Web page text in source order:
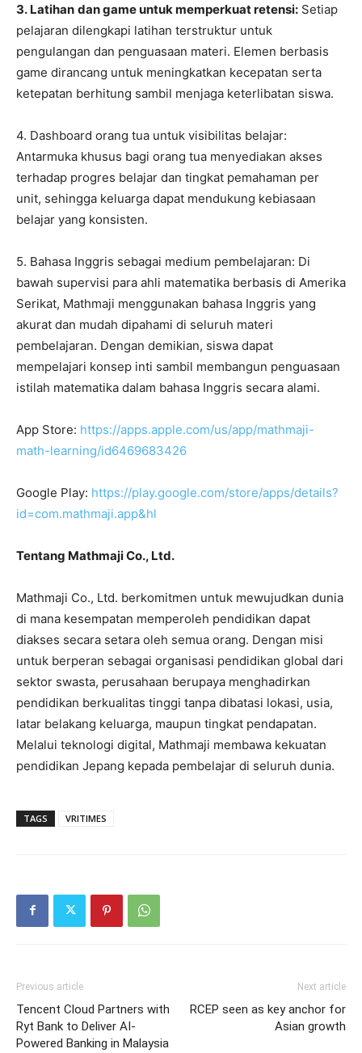
3. Latihan dan game untuk memperkuat retensi: Setiap
pelajaran dilengkapi latihan terstruktur untuk
pengulangan dan penguasaan materi. Elemen berbasis
game dirancang untuk meningkatkan kecepatan serta
ketepatan berhitung sambil menjaga keterlibatan siswa.
4. Dashboard orang tua untuk visibilitas belajar:
Antarmuka khusus bagi orang tua menyediakan akses
terhadap progres belajar dan tingkat pemahaman per
unit, sehingga keluarga dapat mendukung kebiasaan
belajar yang konsisten.
5. Bahasa Inggris sebagai medium pembelajaran: Di
bawah supervisi para ahli matematika berbasis di Amerika
Serikat, Mathmaji menggunakan bahasa Inggris yang
akurat dan mudah dipahami di seluruh materi
pembelajaran. Dengan demikian, siswa dapat
mempelajari konsep inti sambil membangun penguasaan
istilah matematika dalam bahasa Inggris secara alami.
App Store: https://apps.apple.com/us/app/mathmaji-
math-learning/id6469683426
Google Play: https://play.google.com/store/apps/details?
id=com.mathmaji.app&hl
Tentang Mathmaji Co., Ltd.
Mathmaji Co., Ltd. berkomitmen untuk mewujudkan dunia
di mana kesempatan memperoleh pendidikan dapat
diakses secara setara oleh semua orang. Dengan misi
untuk berperan sebagai organisasi pendidikan global dari
sektor swasta, perusahaan berupaya menghadirkan
pendidikan berkualitas tinggi tanpa dibatasi lokasi, usia,
latar belakang keluarga, maupun tingkat pendapatan.
Melalui teknologi digital, Mathmaji membawa kekuatan
pendidikan Jepang kepada pembelajar di seluruh dunia.
TAGS VRITIMES
Previous article
Tencent Cloud Partners with
Ryt Bank to Deliver AI-
Powered Banking in Malaysia
Next article
RCEP seen as key anchor for
Asian growth